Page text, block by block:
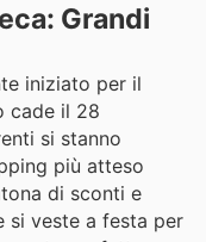
Grandi
iniziato per il
cade il 28
si stanno
più atteso
di sconti e
si veste a festa per